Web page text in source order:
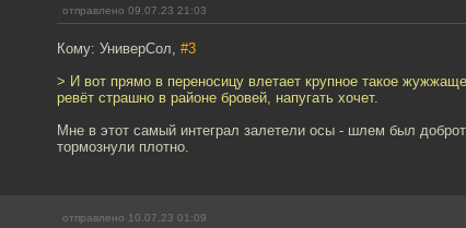
отправлено 09.07.23 21:03
Кому: УниверСол, #3
> И вот прямо в переносицу влетает крупное такое
ревёт страшно в районе бровей, напугать хочет.
Мне в этот самый интеграл залетели осы - шлем был
тормознули плотно.
отправлено 10.07.23 01:09